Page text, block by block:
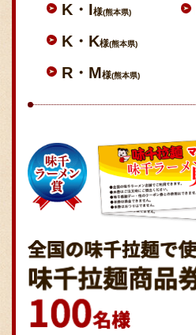
K・I様(熊本県)
K・K様(熊本県)
R・M様(熊本県)